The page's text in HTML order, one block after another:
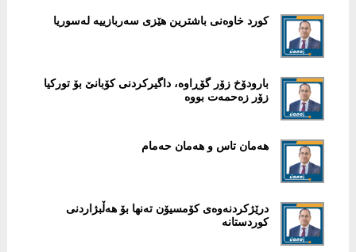
كورد خاوەنی باشترین هێزی سەربازییە لەسوریا
بارودۆخ زۆر گۆڕاوە، داگیركردنی كۆبانێ بۆ توركیا
زۆر زەحمەت بووە
هەمان تاس و هەمان حەمام
درێژكردنەوەی كۆمسیۆن تەنها بۆ هەڵبژاردنی
كوردستانە